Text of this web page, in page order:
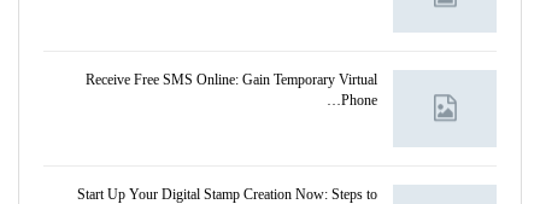
Receive Free SMS Online: Gain Temporary Virtual
Phone…
Start Up Your Digital Stamp Creation Now: Steps to